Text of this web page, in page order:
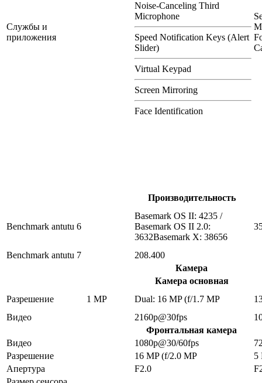
Службы и
приложения
Noise-Canceling Third
Microphone
Speed Notification Keys (Alert
Slider)
Virtual Keypad
Screen Mirroring
Face Identification
Производительность
Benchmark antutu 6
Basemark OS II: 4235 /
Basemark OS II 2.0:
3632Basemark X: 38656
Benchmark antutu 7
208.400
Камера
Камера основная
Разрешение
1 MP Dual: 16 MP (f/1.7 MP
Видео
2160p@30fps
Фронтальная камера
Видео
1080p@30/60fps
Разрешение
16 MP (f/2.0 MP
5
Апертура
F2.0